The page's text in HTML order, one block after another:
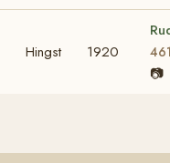
Hingst 1920
📷